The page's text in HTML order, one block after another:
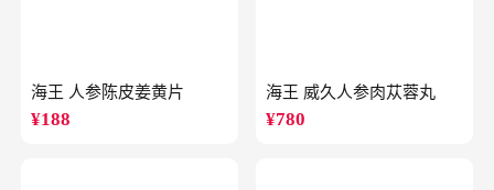
海王 人参陈皮姜黄片
¥188
海王 威久人参肉苁蓉丸
¥780